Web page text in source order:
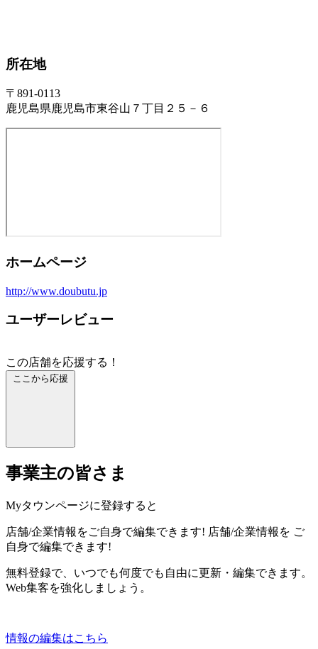
所在地
〒891-0113
鹿児島県鹿児島市東谷山７丁目２５－６
ホームページ
http://www.doubutu.jp
ユーザーレビュー
この店舗を応援する！
ここから応援
事業主の皆さま
Myタウンページに登録すると
店舗/企業情報をご自身で編集できます! 店舗/企業情報を ご
自身で編集できます!
無料登録で、いつでも何度でも自由に更新・編集できます。
Web集客を強化しましょう。
情報の編集はこちら